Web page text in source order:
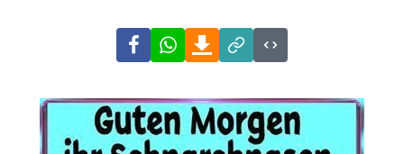
FacebookWhatsAppDownload
Link
Code